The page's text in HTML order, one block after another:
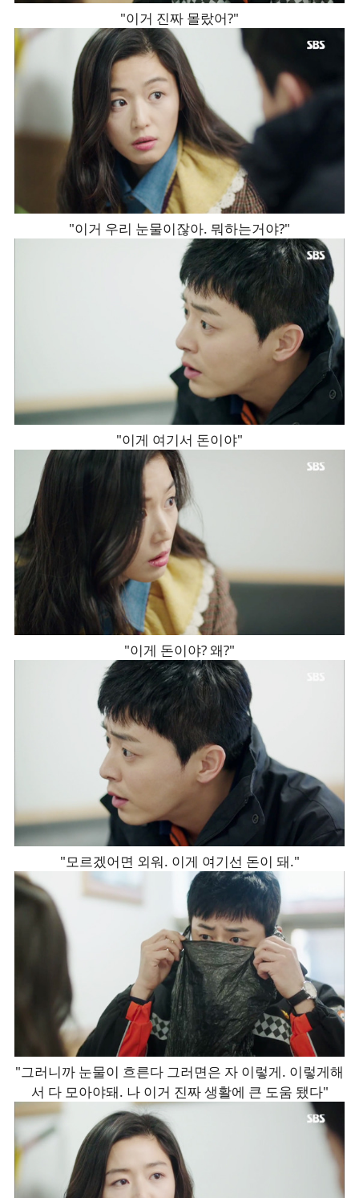
"이거 진짜 몰랐어?"
"이거 우리 눈물이잖아. 뭐하는거야?"
"이게 여기서 돈이야"
"이게 돈이야? 왜?"
"모르겠어면 외워. 이게 여기선 돈이 돼."
"그러니까 눈물이 흐른다 그러면은 자 이렇게. 이렇게해
서 다 모아야돼. 나 이거 진짜 생활에 큰 도움 됐다"